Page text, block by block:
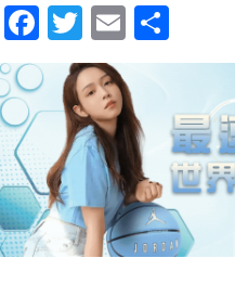
Fa
ce
b
o
o
k
T
wi
tt
er
E
m
ai
l
享